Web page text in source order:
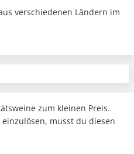
verschiedenen Ländern im
zum kleinen Preis.
musst du diesen